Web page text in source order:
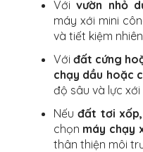
Vớivườn nhỏ
máy xới mini
và tiết kiệm
Với đất cứng
chạy dầu hoặc
độ sâu và lực xới
Nếuđất tơi
chọn máy chạy
thân thiện môi